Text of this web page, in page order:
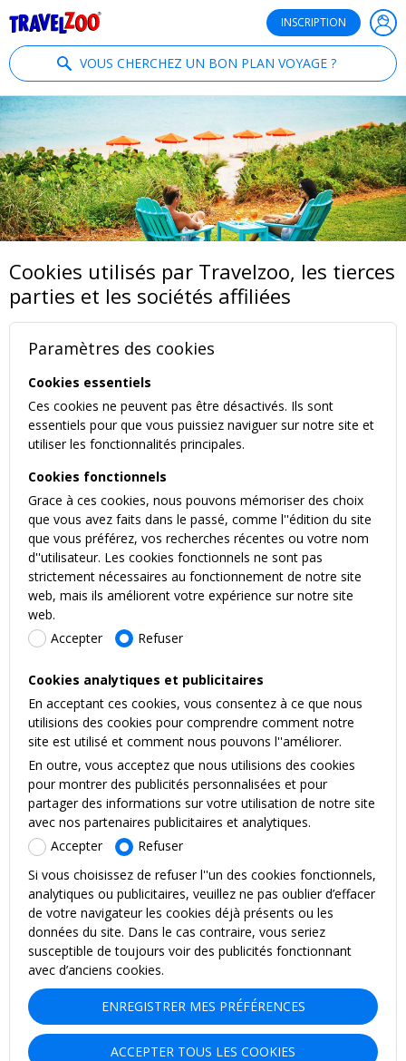
INSCRIPTION
VOUS CHERCHEZ UN BON PLAN VOYAGE ?
Cookies utilisés par Travelzoo, les tierces
parties et les sociétés affiliées
Paramètres des cookies
Cookies essentiels
Ces cookies ne peuvent pas être désactivés. Ils sont
essentiels pour que vous puissiez naviguer sur notre site et
utiliser les fonctionnalités principales.
Cookies fonctionnels
Grace à ces cookies, nous pouvons mémoriser des choix
que vous avez faits dans le passé, comme l''édition du site
que vous préférez, vos recherches récentes ou votre nom
d''utilisateur. Les cookies fonctionnels ne sont pas
strictement nécessaires au fonctionnement de notre site
web, mais ils améliorent votre expérience sur notre site
web.
Accepter
Refuser
Cookies analytiques et publicitaires
En acceptant ces cookies, vous consentez à ce que nous
utilisions des cookies pour comprendre comment notre
site est utilisé et comment nous pouvons l''améliorer.
En outre, vous acceptez que nous utilisions des cookies
pour montrer des publicités personnalisées et pour
partager des informations sur votre utilisation de notre site
avec nos partenaires publicitaires et analytiques.
Accepter
Refuser
Si vous choisissez de refuser l''un des cookies fonctionnels,
analytiques ou publicitaires, veuillez ne pas oublier d’effacer
de votre navigateur les cookies déjà présents ou les
données du site. Dans le cas contraire, vous seriez
susceptible de toujours voir des publicités fonctionnant
avec d’anciens cookies.
ENREGISTRER MES PRÉFÉRENCES
ACCEPTER TOUS LES COOKIES